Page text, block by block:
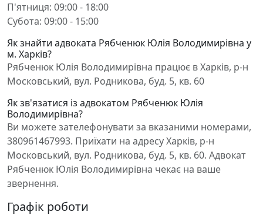
П'ятниця: 09:00 - 18:00
Субота: 09:00 - 15:00
Як знайти адвоката Рябченюк Юлія Володимирівна у
м. Харків?
Рябченюк Юлія Володимирівна працює в Харків, р-н
Московський, вул. Родникова, буд. 5, кв. 60
Як зв'язатися із адвокатом Рябченюк Юлія
Володимирівна?
Ви можете зателефонувати за вказаними номерами,
380961467993. Приїхати на адресу Харків, р-н
Московський, вул. Родникова, буд. 5, кв. 60. Адвокат
Рябченюк Юлія Володимирівна чекає на ваше
звернення.
Графік роботи